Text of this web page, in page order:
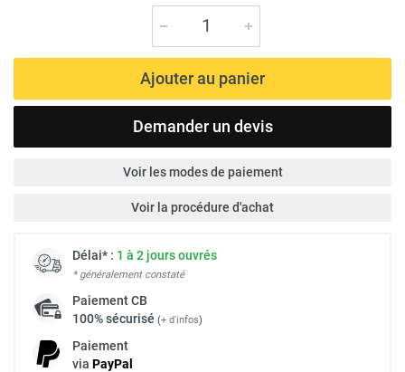
Ajouter au panier
Demander un devis
Voir les modes de paiement
Voir la procédure d'achat
Délai* : 1 à 2 jours ouvrés
* généralement constaté
PaiementCB
100% sécurisé (+ d'infos)
Paiement
via PayPal